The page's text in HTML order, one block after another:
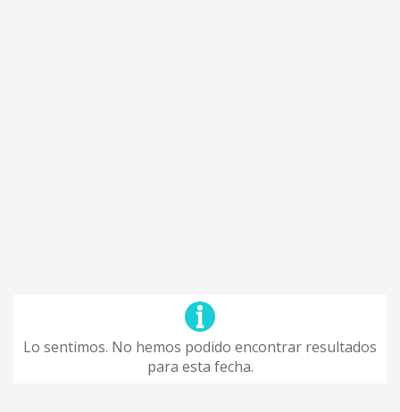
Lo sentimos. No hemos podido encontrar resultados
para esta fecha.